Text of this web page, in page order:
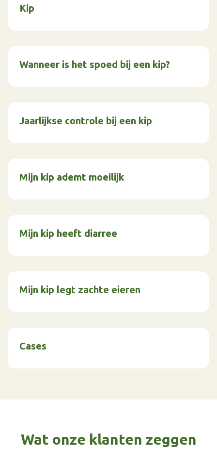
Kip
Wanneer is het spoed bij een kip?
Jaarlijkse controle bij een kip
Mijn kip ademt moeilijk
Mijn kip heeft diarree
Mijn kip legt zachte eieren
Cases
Wat onze klanten zeggen